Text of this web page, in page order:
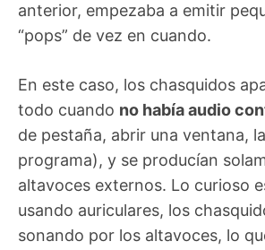
anterior, empezaba a emitir
“pops” de vez en cuando.
En este caso, los chasquidos
todo cuando no había audio
de pestaña, abrir una ventana,
programa), y se producían
altavoces externos. Lo curioso
usando auriculares, los
sonando por los altavoces, lo